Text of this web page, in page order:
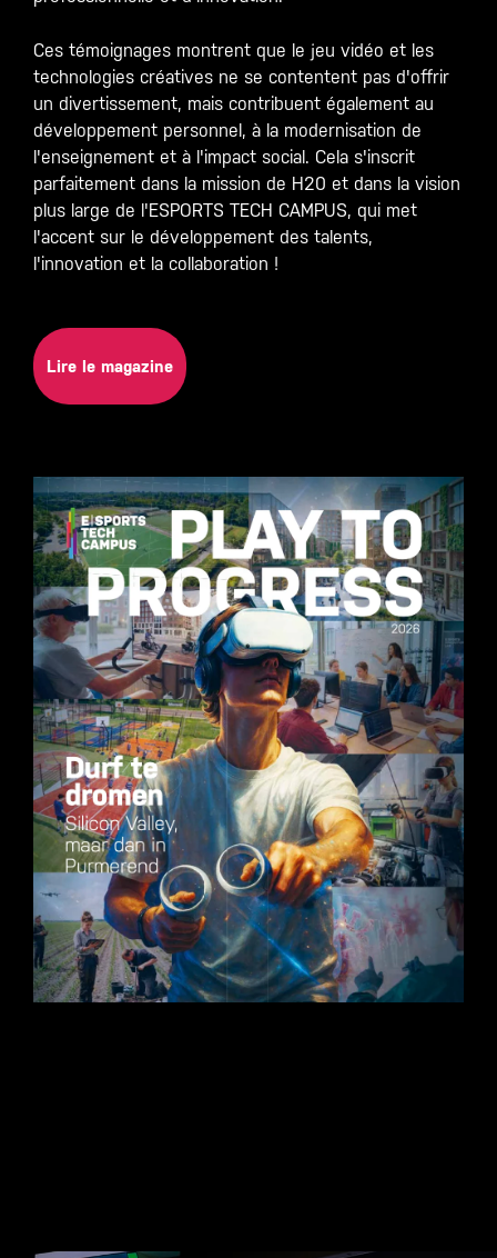
Ces témoignages montrent que le jeu vidéo et les
technologies créatives ne se contentent pas d'offrir
un divertissement, mais contribuent également au
développement personnel, à la modernisation de
l'enseignement et à l'impact social. Cela s'inscrit
parfaitement dans la mission de H20 et dans la vision
plus large de l'ESPORTS TECH CAMPUS, qui met
l'accent sur le développement des talents,
l'innovation et la collaboration !
Lire le magazine